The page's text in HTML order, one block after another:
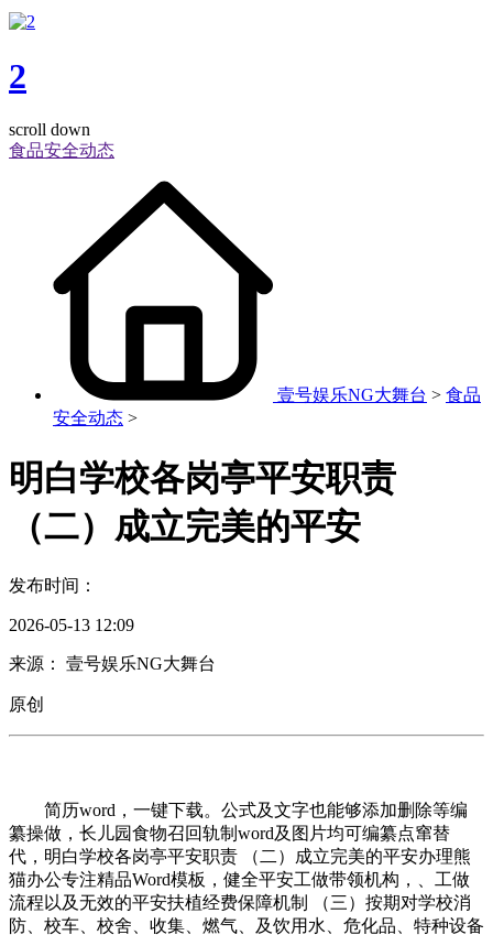
2
scroll down
食品安全动态
壹号娱乐NG大舞台 > 食品
安全动态 >
明白学校各岗亭平安职责
（二）成立完美的平安
发布时间：
2026-05-13 12:09
来源： 壹号娱乐NG大舞台
原创
简历word，一键下载。公式及文字也能够添加删除等编
纂操做，长儿园食物召回轨制word及图片均可编纂点窜替
代，明白学校各岗亭平安职责 （二）成立完美的平安办理熊
猫办公专注精品Word模板，健全平安工做带领机构，、工做
流程以及无效的平安扶植经费保障机制 （三）按期对学校消
防、校车、校舍、收集、燃气、及饮用水、危化品、特种设备